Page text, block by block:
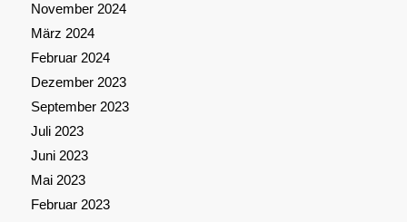
November 2024
März 2024
Februar 2024
Dezember 2023
September 2023
Juli 2023
Juni 2023
Mai 2023
Februar 2023